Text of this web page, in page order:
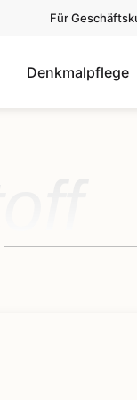
Für
Denkmalpflege